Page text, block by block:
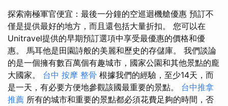
探索南極軍官便宜：最後一分鐘的空巡迴機艙優惠 預訂不
僅是提供最好的地方，而且還包括大量折扣。 您可以在
Unitravel提供的早期預訂選項中享受最優惠的價格和優
惠。 馬耳他是田園詩般的美麗和歷史的存儲庫。 我們談論
的是一個擁有數百萬個有趣城市，國家公園和其他景點的龐
大國家。 台中 按摩 整骨 根據我們的經驗，至少14天，而
是一天，有必要方便地參觀該國最重要的景點。 台中推拿
推薦 所有的城市和重要的景點都必須花費足夠的時間，否